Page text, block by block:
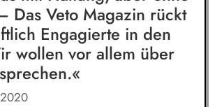
Das Veto Magazin rückt
Engagierte in den
wollen vor allem über